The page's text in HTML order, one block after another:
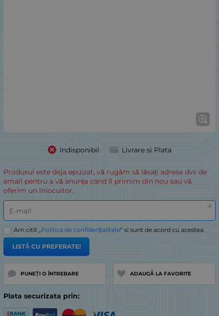
Indisponibil Livrare si Plata
Produsul este deja epuizat, vă rugăm să lăsați adresa dvs de
email pentru a vă anunța când îl primim din nou sau vă
oferim un înlocuitor.
E-mail
Am citit „Politica de confidențialitate“ si sunt de acord cu acestea.
LISTĂ CU PREFERATE!
PUNEȚI O ÎNTREBARE ADAUGĂ LA FAVORITE
Plata securizata prin: